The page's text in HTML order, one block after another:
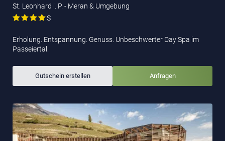
St. Leonhard i. P. - Meran & Umgebung
S
Erholung. Entspannung. Genuss. Unbeschwerter Day Spa im
Passeiertal.
Gutschein erstellen Anfragen